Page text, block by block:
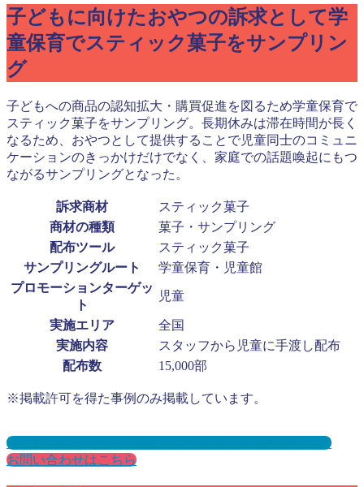
子どもに向けたおやつの訴求として学
童保育でスティック菓子をサンプリン
グ
子どもへの商品の認知拡大・購買促進を図るため学童保育で
スティック菓子をサンプリング。長期休みは滞在時間が長く
なるため、おやつとして提供することで児童同士のコミュニ
ケーションのきっかけだけでなく、家庭での話題喚起にもつ
ながるサンプリングとなった。
訴求商材
スティック菓子
商材の種類
菓子・サンプリング
配布ツール
スティック菓子
サンプリングルート
学童保育・児童館
プロモーションターゲッ
ト
児童
実施エリア
全国
実施内容
スタッフから児童に手渡し配布
配布数
15,000部
※掲載許可を得た事例のみ掲載しています。
学童保育サンプリングとは？メリット３選と事例を紹介
お問い合わせはこちら